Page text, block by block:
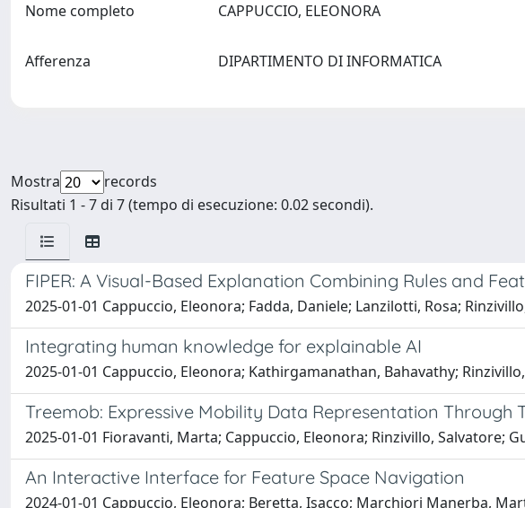
Nome completo CAPPUCCIO, ELEONORA
Afferenza DIPARTIMENTO DI INFORMATICA
Mostra
records
Risultati 1 - 7 di 7 (tempo di esecuzione: 0.02 secondi).
FIPER: A Visual-Based Explanation Combining Rules and
2025-01-01 Cappuccio, Eleonora; Fadda, Daniele; Lanzilotti, Rosa;
Integrating human knowledge for explainable AI
2025-01-01 Cappuccio, Eleonora; Kathirgamanathan, Bahavathy;
Treemob: Expressive Mobility Data Representation Through
2025-01-01 Fioravanti, Marta; Cappuccio, Eleonora; Rinzivillo, Salvatore;
An Interactive Interface for Feature Space Navigation
2024-01-01 Cappuccio, Eleonora; Beretta, Isacco; Marchiori Manerba,